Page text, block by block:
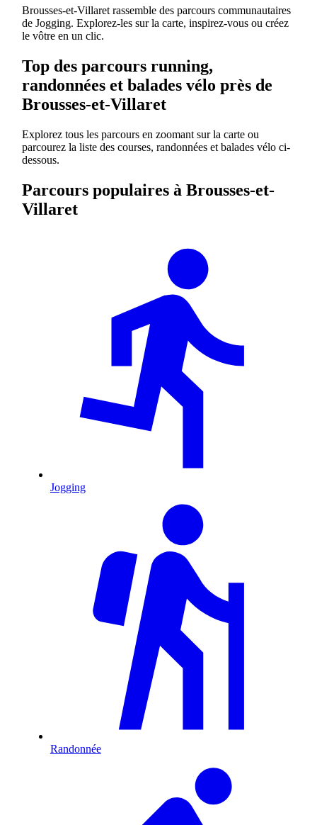
Brousses-et-Villaret rassemble des parcours communautaires
de Jogging. Explorez-les sur la carte, inspirez-vous ou créez
le vôtre en un clic.
Top des parcours running,
randonnées et balades vélo près de
Brousses-et-Villaret
Explorez tous les parcours en zoomant sur la carte ou
parcourez la liste des courses, randonnées et balades vélo ci-
dessous.
Parcours populaires à Brousses-et-
Villaret
Jogging
Randonnée